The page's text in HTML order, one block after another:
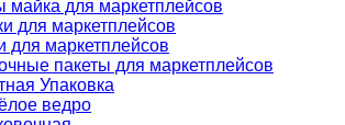
майка для маркетплейсов
для маркетплейсов
для маркетплейсов
пакеты для маркетплейсов
Упаковка
ведро